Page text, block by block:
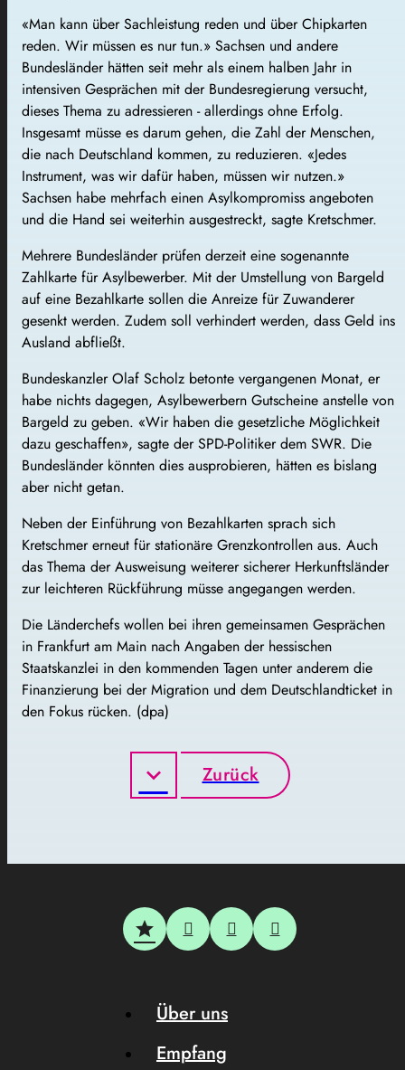
«Man kann über Sachleistung reden und über Chipkarten
reden. Wir müssen es nur tun.» Sachsen und andere
Bundesländer hätten seit mehr als einem halben Jahr in
intensiven Gesprächen mit der Bundesregierung versucht,
dieses Thema zu adressieren - allerdings ohne Erfolg.
Insgesamt müsse es darum gehen, die Zahl der Menschen,
die nach Deutschland kommen, zu reduzieren. «Jedes
Instrument, was wir dafür haben, müssen wir nutzen.»
Sachsen habe mehrfach einen Asylkompromiss angeboten
und die Hand sei weiterhin ausgestreckt, sagte Kretschmer.
Mehrere Bundesländer prüfen derzeit eine sogenannte
Zahlkarte für Asylbewerber. Mit der Umstellung von Bargeld
auf eine Bezahlkarte sollen die Anreize für Zuwanderer
gesenkt werden. Zudem soll verhindert werden, dass Geld ins
Ausland abfließt.
Bundeskanzler Olaf Scholz betonte vergangenen Monat, er
habe nichts dagegen, Asylbewerbern Gutscheine anstelle von
Bargeld zu geben. «Wir haben die gesetzliche Möglichkeit
dazu geschaffen», sagte der SPD-Politiker dem SWR. Die
Bundesländer könnten dies ausprobieren, hätten es bislang
aber nicht getan.
Neben der Einführung von Bezahlkarten sprach sich
Kretschmer erneut für stationäre Grenzkontrollen aus. Auch
das Thema der Ausweisung weiterer sicherer Herkunftsländer
zur leichteren Rückführung müsse angegangen werden.
Die Länderchefs wollen bei ihren gemeinsamen Gesprächen
in Frankfurt am Main nach Angaben der hessischen
Staatskanzlei in den kommenden Tagen unter anderem die
Finanzierung bei der Migration und dem Deutschlandticket in
den Fokus rücken. (dpa)
Zurück
Über uns
Empfang